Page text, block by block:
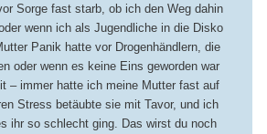
Sorge fast starb, ob ich den Weg dahin
wenn ich als Jugendliche in die Disko
Panik hatte vor Drogenhändlern, die
oder wenn es keine Eins geworden war
– immer hatte ich meine Mutter fast auf
Stress betäubte sie mit Tavor, und ich
ihr so schlecht ging. Das wirst du noch